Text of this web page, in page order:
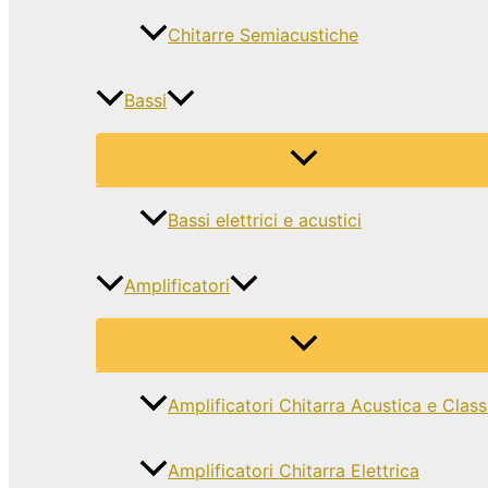
Chitarre Semiacustiche
Bassi
Bassi elettrici e acustici
Amplificatori
Amplificatori Chitarra Acustica e
Amplificatori Chitarra Elettrica